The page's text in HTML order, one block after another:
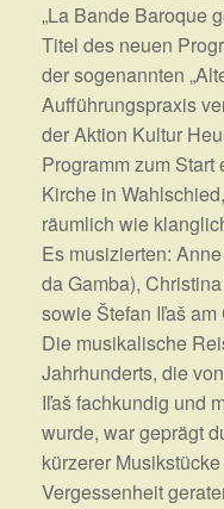
„La Bande Baroque
Titel des neuen
der sogenannten
Aufführungspraxis
der Aktion Kultur
Programm zum
Kirche in
räumlich wie
Es musizierten:
da Gamba),
sowie Štefan Iľaš am
Die musikalische
Jahrhunderts, die
Iľaš fachkundig und
wurde, war geprägt
kürzerer
Vergessenheit